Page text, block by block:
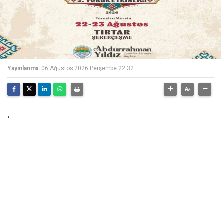
Yayınlanma: 06 Ağustos 2026 Perşembe 22:32
.